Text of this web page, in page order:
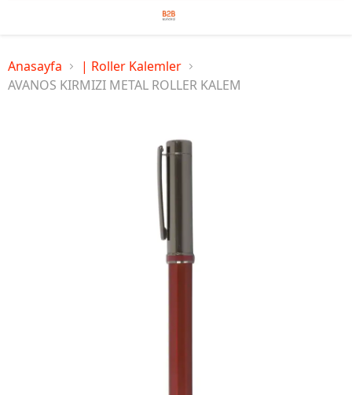
Anasayfa
| Roller Kalemler
AVANOS KIRMIZI METAL ROLLER KALEM